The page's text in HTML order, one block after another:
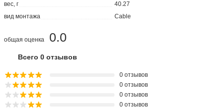
вес, г
40.27
вид монтажа
Cable
0.0
общая оценка
Всего 0 отзывов
0 отзывов
0 отзывов
0 отзывов
0 отзывов